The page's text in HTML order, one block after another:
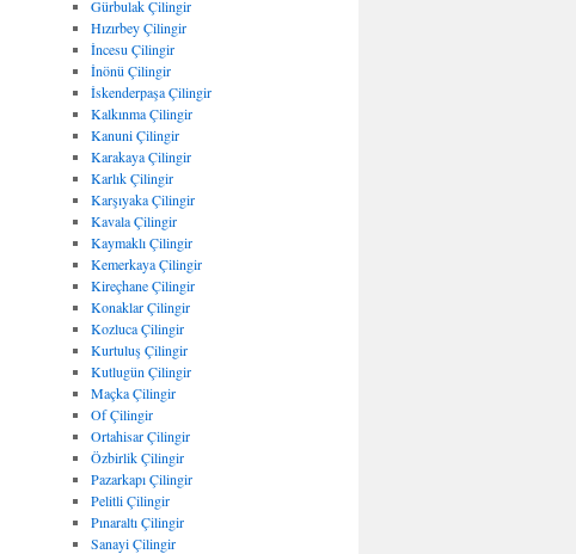
Gürbulak Çilingir
Hızırbey Çilingir
İncesu Çilingir
İnönü Çilingir
İskenderpaşa Çilingir
Kalkınma Çilingir
Kanuni Çilingir
Karakaya Çilingir
Karlık Çilingir
Karşıyaka Çilingir
Kavala Çilingir
Kaymaklı Çilingir
Kemerkaya Çilingir
Kireçhane Çilingir
Konaklar Çilingir
Kozluca Çilingir
Kurtuluş Çilingir
Kutlugün Çilingir
Maçka Çilingir
Of Çilingir
Ortahisar Çilingir
Özbirlik Çilingir
Pazarkapı Çilingir
Pelitli Çilingir
Pınaraltı Çilingir
Sanayi Çilingir